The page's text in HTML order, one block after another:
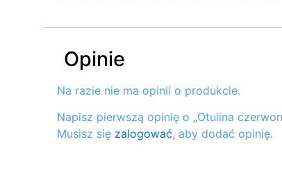
Opinie
Na razie nie ma opinii o produkcie.
Napisz pierwszą opinię o „Otulina
Musisz się zalogować, aby dodać opinię.